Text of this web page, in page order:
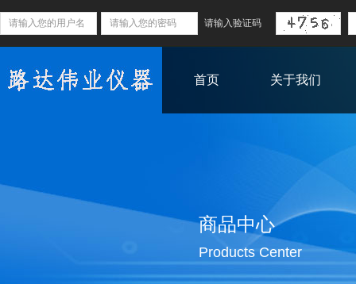
首页 关于我们
商品中心
Products Center